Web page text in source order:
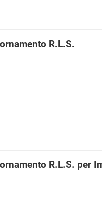
R.L.S.
R.L.S. per